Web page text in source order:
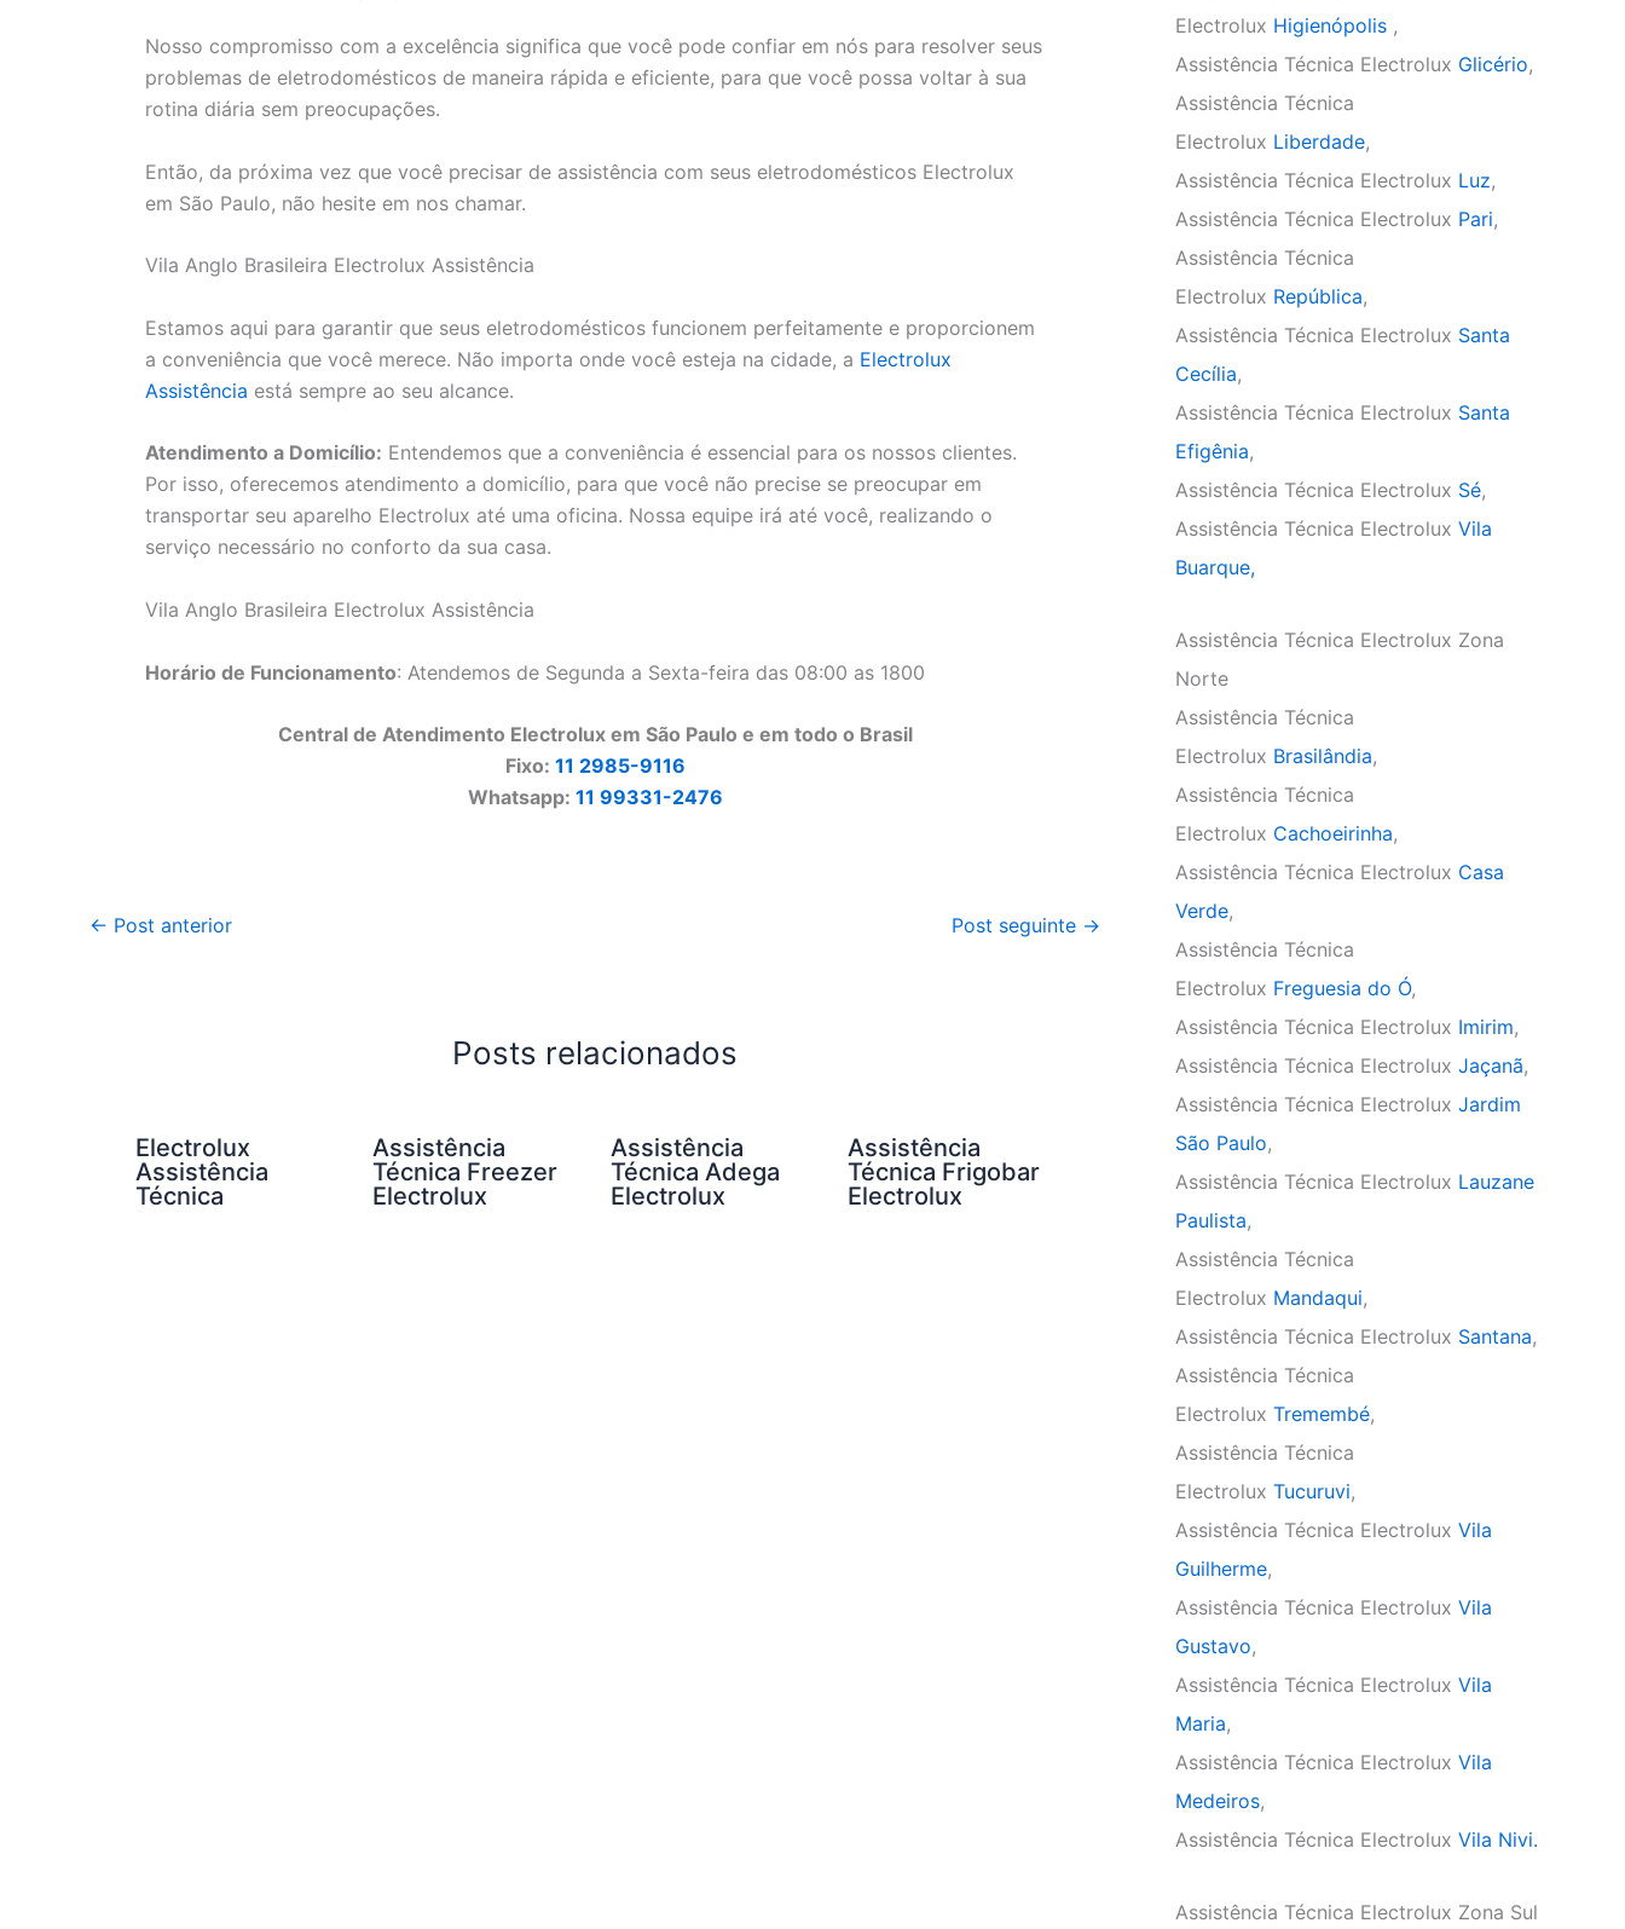
Nosso compromisso com a excelência significa que você pode confiar em nós para resolver seus
problemas de eletrodomésticos de maneira rápida e eficiente, para que você possa voltar à sua
rotina diária sem preocupações.
Então, da próxima vez que você precisar de assistência com seus eletrodomésticos Electrolux
em São Paulo, não hesite em nos chamar.
Vila Anglo Brasileira Electrolux Assistência
Estamos aqui para garantir que seus eletrodomésticos funcionem perfeitamente e proporcionem
a conveniência que você merece. Não importa onde você esteja na cidade, a Electrolux
Assistência está sempre ao seu alcance.
Atendimento a Domicílio: Entendemos que a conveniência é essencial para os nossos clientes.
Por isso, oferecemos atendimento a domicílio, para que você não precise se preocupar em
transportar seu aparelho Electrolux até uma oficina. Nossa equipe irá até você, realizando o
serviço necessário no conforto da sua casa.
Vila Anglo Brasileira Electrolux Assistência
Horário de Funcionamento: Atendemos de Segunda a Sexta-feira das 08:00 as 1800
Central de Atendimento Electrolux em São Paulo e em todo o Brasil
Fixo: 11 2985-9116
Whatsapp: 11 99331-2476
← Post anterior Post seguinte →
Posts relacionados
Electrolux
Assistência
Técnica
Assistência
Técnica Freezer
Electrolux
Assistência
Técnica Adega
Electrolux
Assistência
Técnica Frigobar
Electrolux
Electrolux Higienópolis ,
Assistência Técnica Electrolux Glicério,
Assistência Técnica
Electrolux Liberdade,
Assistência Técnica Electrolux Luz,
Assistência Técnica Electrolux Pari,
Assistência Técnica
Electrolux República,
Assistência Técnica Electrolux Santa
Cecília,
Assistência Técnica Electrolux Santa
Efigênia,
Assistência Técnica Electrolux Sé,
Assistência Técnica Electrolux Vila
Buarque,
Assistência Técnica Electrolux Zona
Norte
Assistência Técnica
Electrolux Brasilândia,
Assistência Técnica
Electrolux Cachoeirinha,
Assistência Técnica Electrolux Casa
Verde,
Assistência Técnica
Electrolux Freguesia do Ó,
Assistência Técnica Electrolux Imirim,
Assistência Técnica Electrolux Jaçanã,
Assistência Técnica Electrolux Jardim
São Paulo,
Assistência Técnica Electrolux Lauzane
Paulista,
Assistência Técnica
Electrolux Mandaqui,
Assistência Técnica Electrolux Santana,
Assistência Técnica
Electrolux Tremembé,
Assistência Técnica
Electrolux Tucuruvi,
Assistência Técnica Electrolux Vila
Guilherme,
Assistência Técnica Electrolux Vila
Gustavo,
Assistência Técnica Electrolux Vila
Maria,
Assistência Técnica Electrolux Vila
Medeiros,
Assistência Técnica Electrolux Vila Nivi.
Assistência Técnica Electrolux Zona Sul